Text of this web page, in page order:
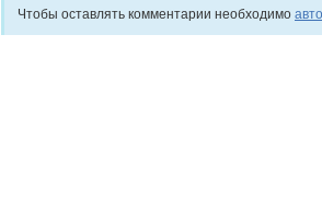
Чтобы оставлять комментарии необходимо